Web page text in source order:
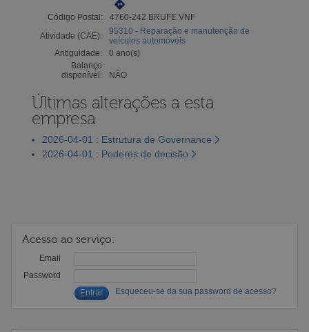
Código Postal:
4760-242 BRUFE VNF
Atividade (CAE):
95310 - Reparação e manutenção de
veículos automóveis
Antiguidade:
0 ano(s)
Balanço
disponível:
NÃO
Últimas alterações a esta
empresa
2026-04-01 : Estrutura de Governance
2026-04-01 : Poderes de decisão
Acesso ao serviço:
Email
Password
Esqueceu-se da sua password de acesso?